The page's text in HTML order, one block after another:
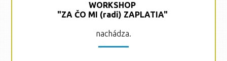
WORKSHOP
"ZA ČO MI (radi) ZAPLATIA"
nachádza.